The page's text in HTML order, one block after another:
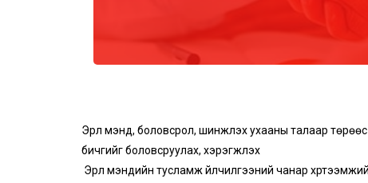
Эрүүл мэнд, боловсрол, шинжлэх ухааны талаар
бичгийг боловсруулах, хэрэгжүүлэх
Эрүүл мэндийн тусламж үйлчилгээний чанар